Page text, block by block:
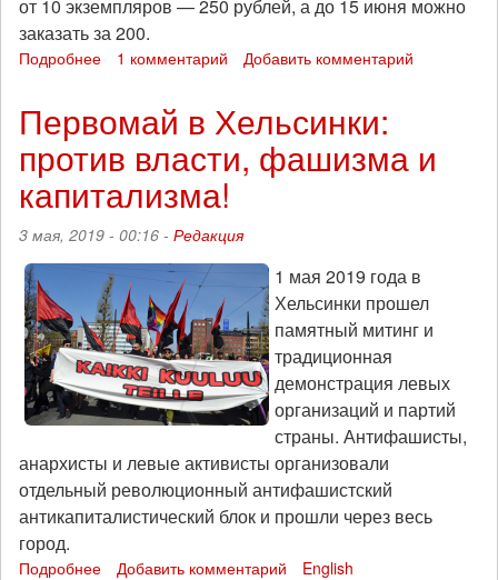
от 10 экземпляров — 250 рублей, а до 15 июня можно
заказать за 200.
Подробнее
номеру
быть!
Можно
заказывать!
1 комментарий Добавить комментарий
Первомай в Хельсинки:
против власти, фашизма и
капитализма!
3 мая, 2019 - 00:16 - Редакция
1 мая 2019 года в
Хельсинки прошел
памятный митинг и
традиционная
демонстрация левых
организаций и партий
страны. Антифашисты,
анархисты и левые активисты организовали
отдельный революционный антифашистский
антикапиталистический блок и прошли через весь
город.
Подробнее Добавить комментарий English